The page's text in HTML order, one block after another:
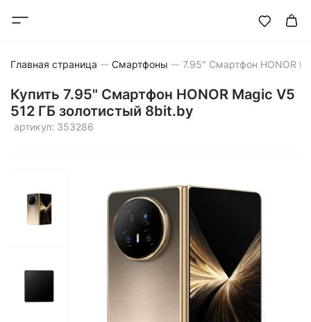
Главная страница Смартфоны
Купить 7.95" Смартфон HONOR Magic V5
512 ГБ золотистый 8bit.by
артикул: 353286